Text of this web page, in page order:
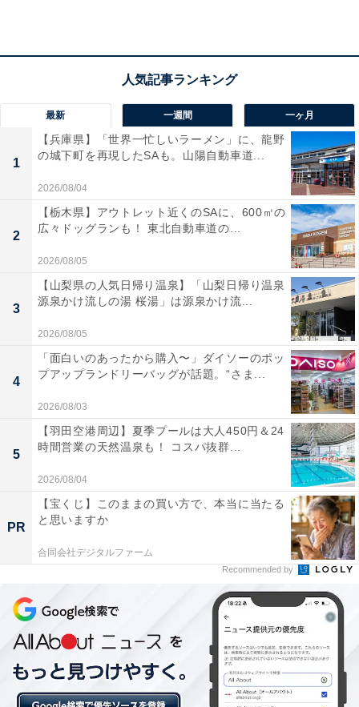
「天然温泉 長生の湯」の口コミは？
「天然温泉 長生の湯」には以下のような口コミが寄せら
れています。
日本三古湯とされる白浜温泉の贅沢な源泉かけ流し
を心ゆくまで堪能。弱アルカリ性のナトリウム炭酸
水素塩化物泉は肌に優しく滑らかで、お肌がツルツ
ルになる美肌効果を実感できる。
昭和初期に使われていた木造倉庫の骨組みをそのま
ま活かした建物が、懐かしく安らげる上質な空間を
作り出しています。紀州の杉材を全面に貼った内風
呂や、美しい桜や紅葉に囲まれた自然豊かな露天風
敷地内で販売されている温泉玉子や気軽に利用でき
る足湯、さらに入浴後に同じ敷地内で本格的なこだ
わりの和歌山ラーメンが食べられるラーメン「めん
吉」の存在など、温泉以外の館内サービスや周辺の
愉しみが充実している。
最新 一週間 一ヶ月
1
【兵庫県】「世界一忙しいラーメン」に、龍野
の城下町を再現したSAも。山陽自動車道...
2026/08/04
2
【栃木県】アウトレット近くのSAに、600㎡の
広々ドッグランも！ 東北自動車道の...
2026/08/05
3
【山梨県の人気日帰り温泉】「山梨日帰り温泉
源泉かけ流しの湯 桜湯」は源泉かけ流...
2026/08/05
4
「面白いのあったから購入〜」ダイソーのポッ
プアップランドリーバッグが話題。“さま...
2026/08/03
5
【羽田空港周辺】夏季プールは大人450円＆24
時間営業の天然温泉も！ コスパ抜群...
2026/08/04
PR
【宝くじ】このままの買い方で、本当に当たる
と思いますか
合同会社デジタルファーム
Recommended by